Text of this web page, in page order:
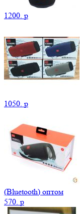
1200. p
1050. p
(Bluetooth) оптом
570. p